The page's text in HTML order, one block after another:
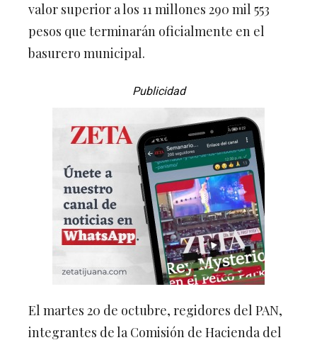
valor superior a los 11 millones 290 mil 553
pesos que terminarán oficialmente en el
basurero municipal.
Publicidad
El martes 20 de octubre, regidores del PAN,
integrantes de la Comisión de Hacienda del